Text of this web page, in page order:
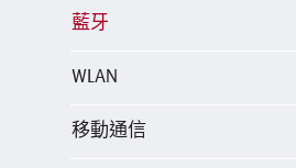
藍牙
WLAN
移動通信